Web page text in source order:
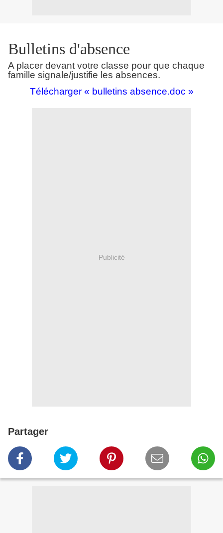
Bulletins d'absence
A placer devant votre classe pour que chaque
famille signale/justifie les absences.
Télécharger « bulletins absence.doc »
Publicité
Partager